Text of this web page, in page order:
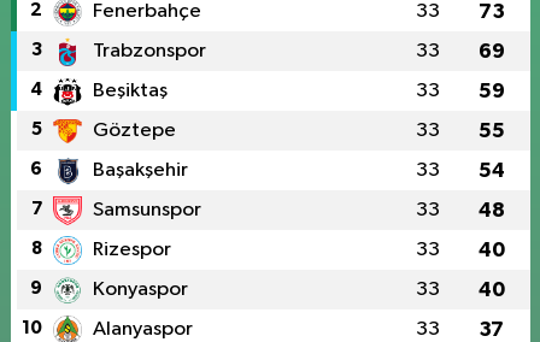
2 Fenerbahçe 33 73
3 Trabzonspor 33 69
4 Beşiktaş 33 59
5 Göztepe 33 55
6 Başakşehir 33 54
7 Samsunspor 33 48
8 Rizespor 33 40
9 Konyaspor 33 40
10 Alanyaspor 33 37